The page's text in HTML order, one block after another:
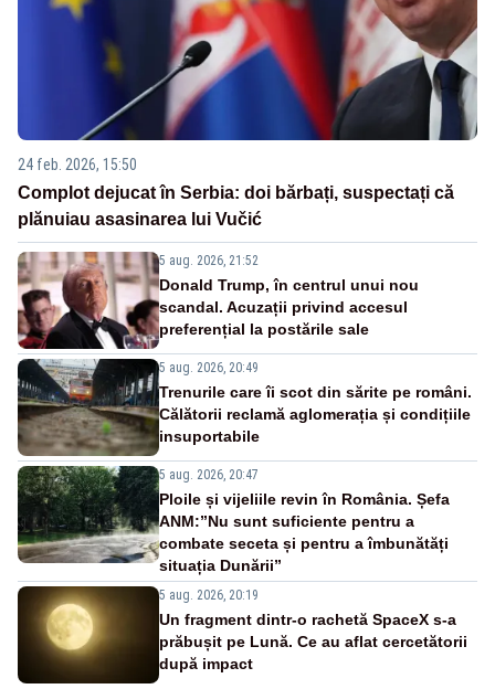
24 feb. 2026, 15:50
Complot dejucat în Serbia: doi bărbați, suspectați că
plănuiau asasinarea lui Vučić
5 aug. 2026, 21:52
Donald Trump, în centrul unui nou
scandal. Acuzații privind accesul
preferențial la postările sale
5 aug. 2026, 20:49
Trenurile care îi scot din sărite pe români.
Călătorii reclamă aglomerația și condițiile
insuportabile
5 aug. 2026, 20:47
Ploile și vijeliile revin în România. Șefa
ANM:”Nu sunt suficiente pentru a
combate seceta și pentru a îmbunătăți
situația Dunării”
5 aug. 2026, 20:19
Un fragment dintr-o rachetă SpaceX s-a
prăbușit pe Lună. Ce au aflat cercetătorii
după impact